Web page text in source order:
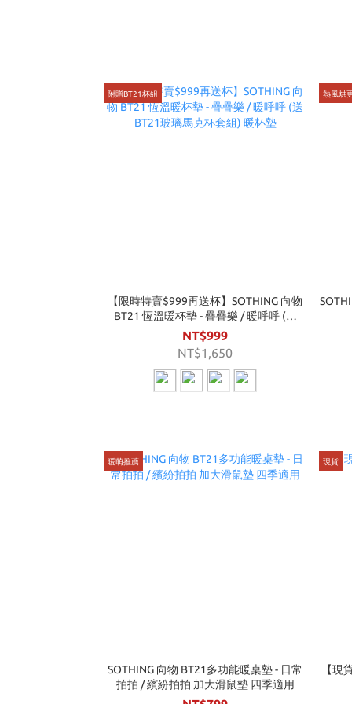
附贈BT21杯組
【限時特賣$999再送杯】SOTHING 向物
BT21 恆溫暖杯墊 - 疊疊樂 / 暖呼呼 (送
BT21玻璃馬克杯套組) 暖杯墊
NT$999
NT$1,650
熱風烘
暖萌推薦
SOTHING 向物 BT21多功能暖桌墊 - 日常
拍拍 / 繽紛拍拍 加大滑鼠墊 四季適用
現貨
【現